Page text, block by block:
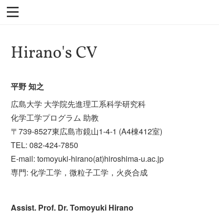
Hirano's CV
平野 知之
広島大学 大学院先進理工系科学研究科
化学工学プログラム 助教
〒739-8527東広島市鏡山1-4-1 (A4棟412室)
TEL: 082-424-7850
E-mail: tomoyuki-hirano(at)hiroshima-u.ac.jp
専門: 化学工学，微粒子工学，火炎合成
Assist. Prof. Dr. Tomoyuki Hirano